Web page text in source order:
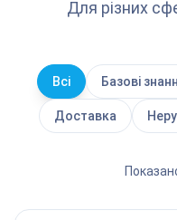
Для різних
Всі Базові
Доставка